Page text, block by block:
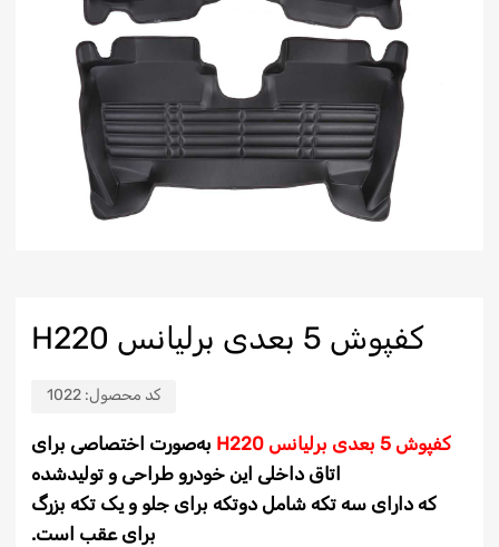
کفپوش 5 بعدی برلیانس H220
کد محصول: 1022
کفپوش 5 بعدی برلیانس H220 به‌صورت اختصاصی برای
اتاق داخلی این خودرو طراحی و تولیدشده
که دارای سه تکه شامل دوتکه‌ برای جلو و یک تکه بزرگ
برای عقب است.